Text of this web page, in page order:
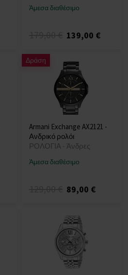
Άμεσα διαθέσιμο
139,00 €
Δράση
Armani Exchange AX2121 -
Ανδρικό ρολόι
ΡΟΛΟΓΙΑ - Άνδρες
Άμεσα διαθέσιμο
89,00 €